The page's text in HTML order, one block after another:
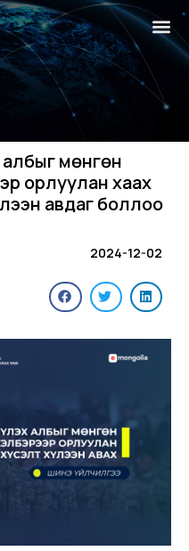
албыг мөнгөн
орлуулан хаах
авдаг боллоо
2024-12-02